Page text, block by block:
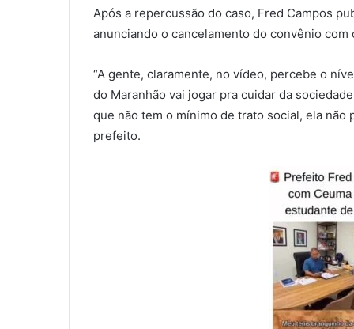
Após a repercussão do caso, Fred Campos
anunciando o cancelamento do convênio
“A gente, claramente, no vídeo, percebe o
do Maranhão vai jogar pra cuidar da
que não tem o mínimo de trato social, ela não
prefeito.